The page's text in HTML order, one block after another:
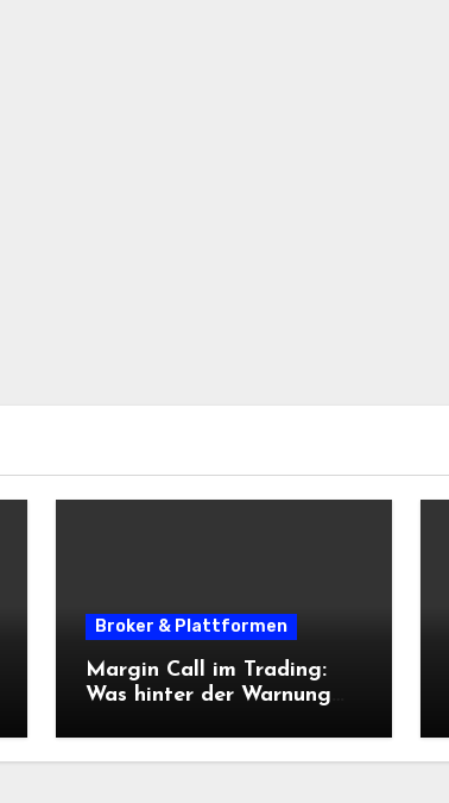
Broker & Plattformen
Margin Call im Trading:
Was hinter der Warnung
Risikomanagement